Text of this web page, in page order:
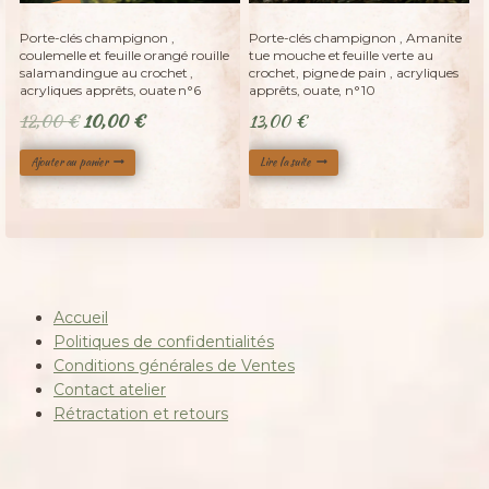
Porte-clés champignon ,
coulemelle et feuille orangé rouille
salamandingue au crochet ,
acryliques apprêts, ouate n°6
12,00€ Le
prix
initial
10,00€Le
Ajouter au panier
Adopté
Porte-clés champignon , Amanite
tue mouche et feuille verte au
crochet, pigne de pain , acryliques
apprêts, ouate, n°10
13,00 €
Lire la suite
Accueil
Politiques de confidentialités
Conditions générales de Ventes
Contact atelier
Rétractation et retours